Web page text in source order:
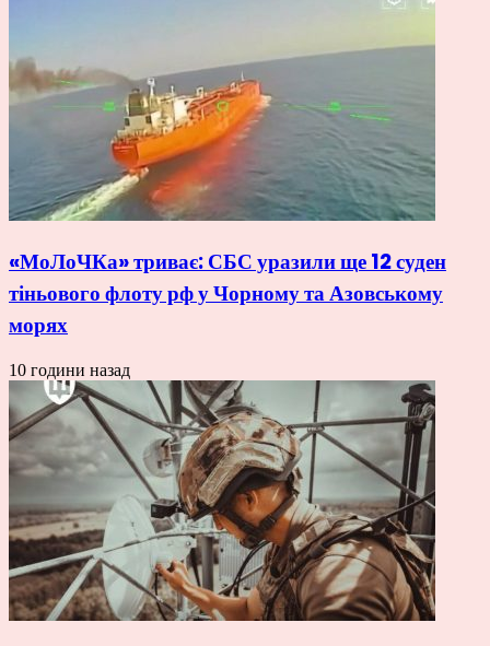
«МоЛоЧКа» триває: СБС уразили ще 12 суден
тіньового флоту рф у Чорному та Азовському
морях
10 години назад